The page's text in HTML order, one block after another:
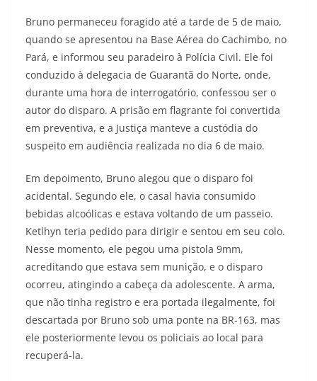
Bruno permaneceu foragido até a tarde de 5 de maio,
quando se apresentou na Base Aérea do Cachimbo, no
Pará, e informou seu paradeiro à Polícia Civil. Ele foi
conduzido à delegacia de Guarantã do Norte, onde,
durante uma hora de interrogatório, confessou ser o
autor do disparo. A prisão em flagrante foi convertida
em preventiva, e a Justiça manteve a custódia do
suspeito em audiência realizada no dia 6 de maio.
Em depoimento, Bruno alegou que o disparo foi
acidental. Segundo ele, o casal havia consumido
bebidas alcoólicas e estava voltando de um passeio.
Ketlhyn teria pedido para dirigir e sentou em seu colo.
Nesse momento, ele pegou uma pistola 9mm,
acreditando que estava sem munição, e o disparo
ocorreu, atingindo a cabeça da adolescente. A arma,
que não tinha registro e era portada ilegalmente, foi
descartada por Bruno sob uma ponte na BR-163, mas
ele posteriormente levou os policiais ao local para
recuperá-la.